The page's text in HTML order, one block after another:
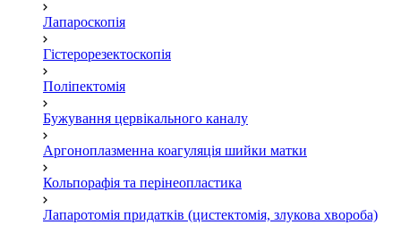
Лапароскопія
Гістерорезектоскопія
Поліпектомія
Бужування цервікального каналу
Аргоноплазменна коагуляція шийки матки
Кольпорафія та перінеопластика
Лапаротомія придатків (цистектомія, злукова хвороба)